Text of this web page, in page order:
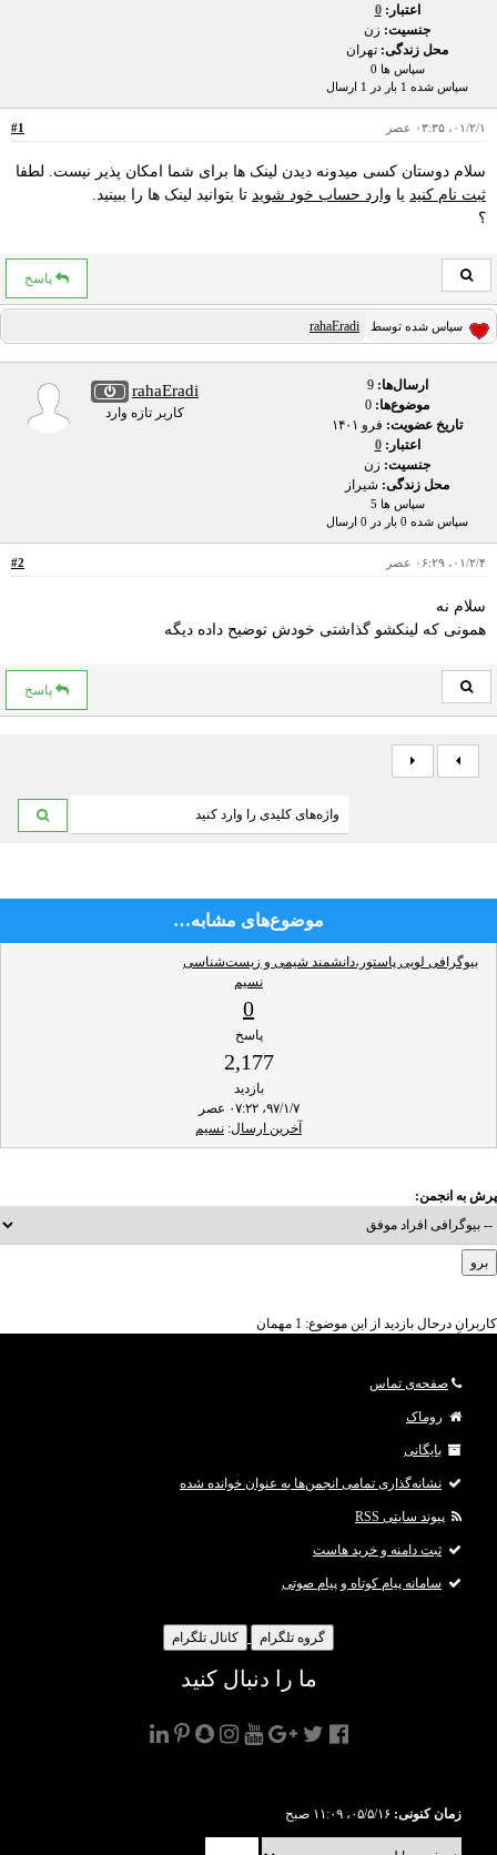
اعتبار:0
جنسیت: زن
محل زندگی: تهران
سپاس ها 0
سپاس شده 1 بار در 1 ارسال
#1 ۰۱/۲/۱، ۰۳:۳۵ عصر
سلام دوستان کسی میدونه دیدن لینک ها برای شما امکان پذیر نیست. لطفا
ثبت نام کنید یا وارد حساب خود شوید تا بتوانید لینک ها را ببینید.
؟
پاسخ
سپاس شده توسط rahaEradi
rahaEradi
کاربر تازه وارد
ارسال‌ها:9
موضوع‌ها:
تاریخ عضویت: فرو ۱۴۰۱
اعتبار:0
جنسیت: زن
محل زندگی: شیراز
سپاس ها 5
سپاس شده 0 بار در 0 ارسال
#2 ۰۱/۲/۴، ۰۶:۲۹ عصر
سلام نه
همونی که لینکشو گذاشتی خودش توضیح داده دیگه
پاسخ
موضوع‌های مشابه…
بیوگرافی لویی پاستور،دانشمند شیمی و زیست‌شناسی
نسیم
0
پاسخ
2,177
بازدید
۹۷/۱/۷، ۰۷:۲۲ عصر
آخرین ارسال: نسیم
پرش به انجمن:
کاربرانِ درحال بازدید از این موضوع: 1 مهمان
صفحه‌ی تماس
روماک
بایگانی
نشانه‌گذاری تمامی انجمن‌ها به عنوان خوانده شده
پیوند سایتی RSS
ثبت دامنه و خرید هاست
سامانه پیام کوتاه و پیام صوتی
گروه تلگرام کانال تلگرام
ما را دنبال کنید
زمان کنونی: ۰۵/۵/۱۶، ۱۱:۰۹ صبح